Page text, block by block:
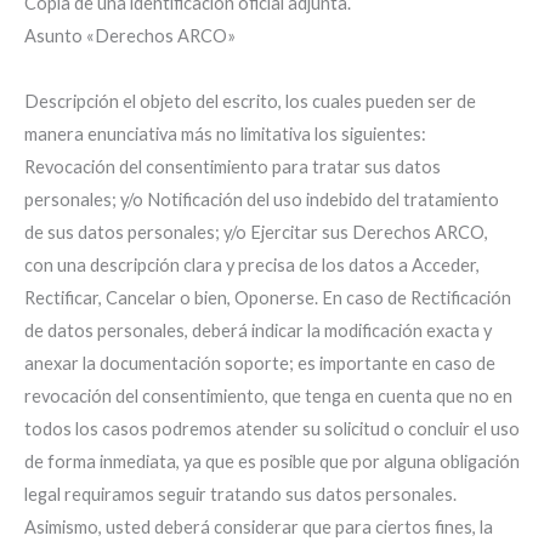
Asunto «Derechos ARCO»
Descripción el objeto del escrito, los cuales pueden ser de
manera enunciativa más no limitativa los siguientes:
Revocación del consentimiento para tratar sus datos
personales; y/o Notificación del uso indebido del tratamiento
de sus datos personales; y/o Ejercitar sus Derechos ARCO,
con una descripción clara y precisa de los datos a Acceder,
Rectificar, Cancelar o bien, Oponerse. En caso de Rectificación
de datos personales, deberá indicar la modificación exacta y
anexar la documentación soporte; es importante en caso de
revocación del consentimiento, que tenga en cuenta que no en
todos los casos podremos atender su solicitud o concluir el uso
de forma inmediata, ya que es posible que por alguna obligación
legal requiramos seguir tratando sus datos personales.
Asimismo, usted deberá considerar que para ciertos fines, la